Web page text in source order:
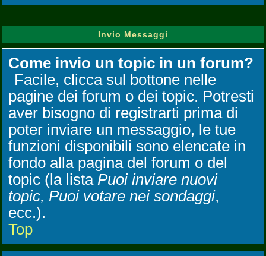
Invio Messaggi
Come invio un topic in un forum?
Facile, clicca sul bottone nelle
pagine dei forum o dei topic. Potresti
aver bisogno di registrarti prima di
poter inviare un messaggio, le tue
funzioni disponibili sono elencate in
fondo alla pagina del forum o del
topic (la lista Puoi inviare nuovi
topic, Puoi votare nei sondaggi,
ecc.).
Top